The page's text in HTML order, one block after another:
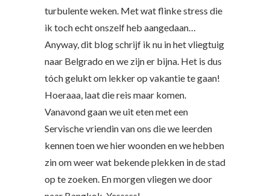
turbulente weken. Met wat flinke stress die
ik toch echt onszelf heb aangedaan…
Anyway, dit blog schrijf ik nu in het vliegtuig
naar Belgrado en we zijn er bijna. Het is dus
tóch gelukt om lekker op vakantie te gaan!
Hoeraaa, laat die reis maar komen.
Vanavond gaan we uit eten met een
Servische vriendin van ons die we leerden
kennen toen we hier woonden en we hebben
zin om weer wat bekende plekken in de stad
op te zoeken. En morgen vliegen we door